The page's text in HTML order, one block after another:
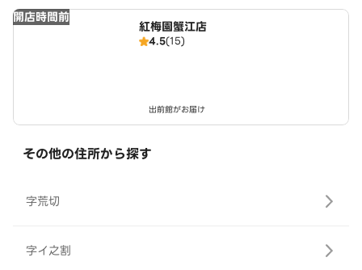
開店時間前
紅梅園蟹江店
4.5(15)
出前館がお届け
その他の住所から探す
字荒切
字イ之割